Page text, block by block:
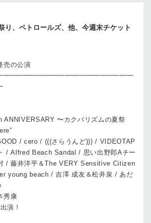
り、ペトロールズ、他、今週末チケット
売の公演
ANNIVERSARY 〜カクバリズムの夏祭
/ cero / (((さらうんど))) / VIDEOTAP
/ Alfred Beach Sandal / 思い出野郎Aチー
/ 藤井洋平＆The VERY Sensitive Citizen
young beach / 吉澤 成友＆松井泉 / あだ
秀康
演！